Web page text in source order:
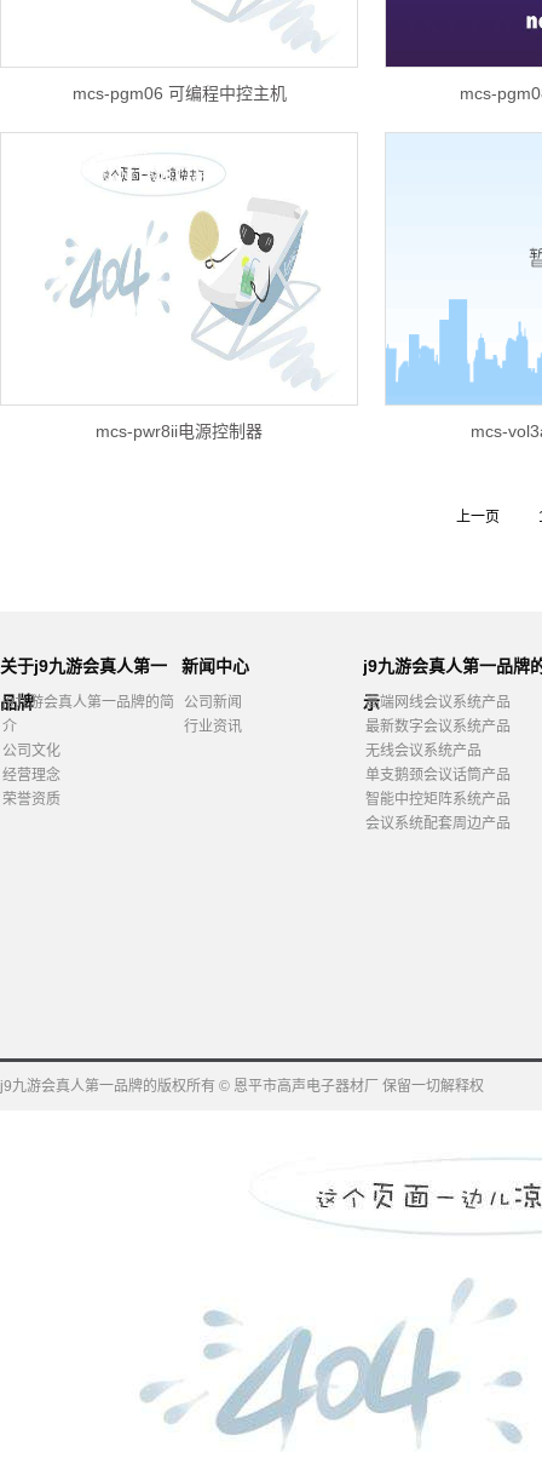
mcs-pgm06 可编程中控主机 mcs-
mcs-pwr8ii电源控制器 mcs-
上一页
关于j9九游会真人第一
品牌
j9九游会真人第一品牌的简
介
公司文化
经营理念
荣誉资质
新闻中心
公司新闻
行业资讯
j9九游会真人第一品牌
示
高端网线会议系统产品
最新数字会议系统产品
无线会议系统产品
单支鹅颈会议话筒产品
智能中控矩阵系统产品
会议系统配套周边产品
j9九游会真人第一品牌的版权所有 © 恩平市高声电子器材厂 保留一切解释权